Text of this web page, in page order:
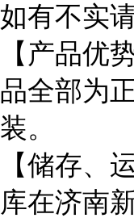
如有不实
【产品优
品全部为
装。
【储存、
库在济南